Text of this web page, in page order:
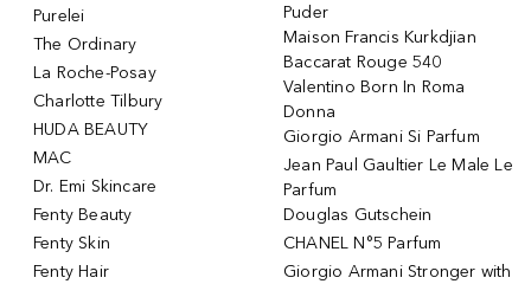
Purelei
The Ordinary
La Roche-Posay
Charlotte Tilbury
HUDA BEAUTY
MAC
Dr. Emi Skincare
Fenty Beauty
Fenty Skin
Fenty Hair
Puder
Maison Francis Kurkdjian
Baccarat Rouge 540
Valentino Born In Roma
Donna
Giorgio Armani Si Parfum
Jean Paul Gaultier Le Male Le
Parfum
Douglas Gutschein
CHANEL N°5 Parfum
Giorgio Armani Stronger with